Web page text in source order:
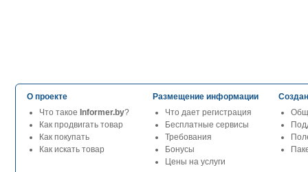
О проекте
Что такое Informer.by?
Как продвигать товар
Как покупать
Как искать товар
Размещение информации
Что дает регистрация
Бесплатные сервисы
Требования
Бонусы
Цены на услуги